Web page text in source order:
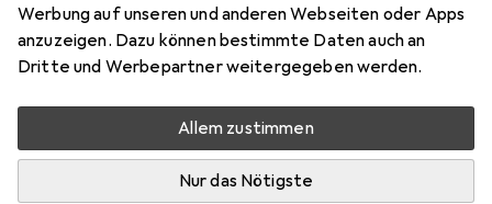
Werbung auf unseren und anderen Webseiten oder Apps
anzuzeigen. Dazu können bestimmte Daten auch an
Dritte und Werbepartner weitergegeben werden.
Allem zustimmen
Nur das Nötigste
Aktuell nicht lieferbar
Vergleichen